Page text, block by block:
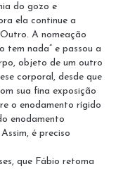
do gozo e
ela continue a
A nomeação
tem nada” e passou a
objeto de um outro
corporal, desde que
sua fina exposição
o enodamento rígido
enodamento
é preciso
que Fábio retoma